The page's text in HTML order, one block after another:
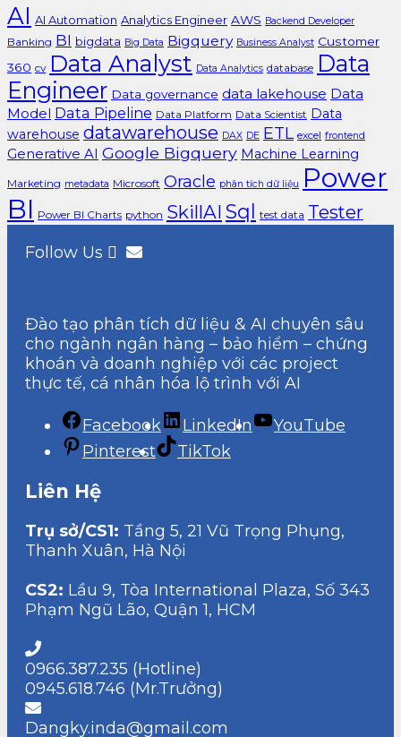
AI AI Automation Analytics Engineer AWS Backend Developer
Banking BI bigdata Big Data Bigquery Business Analyst Customer
360 cv Data Analyst Data Analytics database Data
Engineer Data governance data lakehouse Data
Model Data Pipeline Data Platform Data Scientist Data
warehouse datawarehouse DAX DE ETL excel frontend
Generative AI Google Bigquery Machine Learning
Marketing metadata Microsoft Oracle phân tích dữ liệu
Power
BI Power BI Charts python SkillAI Sql test data Tester
Follow Us
Đào tạo phân tích dữ liệu & AI chuyên sâu
cho ngành ngân hàng – bảo hiểm – chứng
khoán và doanh nghiệp với các project
thực tế, cá nhân hóa lộ trình với AI
Facebook LinkedIn
YouTube
Pinterest
TikTok
Liên Hệ
Trụ sở/CS1: Tầng 5, 21 Vũ Trọng Phụng,
Thanh Xuân, Hà Nội
CS2: Lầu 9, Tòa International Plaza, Số 343
Phạm Ngũ Lão, Quận 1, HCM
0966.387.235 (Hotline)
0945.618.746 (Mr.Trưởng)
Dangky.inda@gmail.com